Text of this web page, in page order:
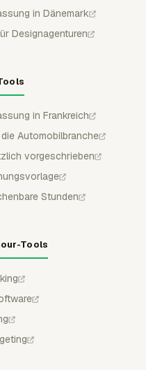
in Dänemark
Designagenturen
in Frankreich
Automobilbranche
vorgeschrieben
Stunden
Tools